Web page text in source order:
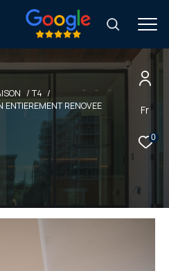
Fr
0
T4
ENTIEREMENT RENOVEE